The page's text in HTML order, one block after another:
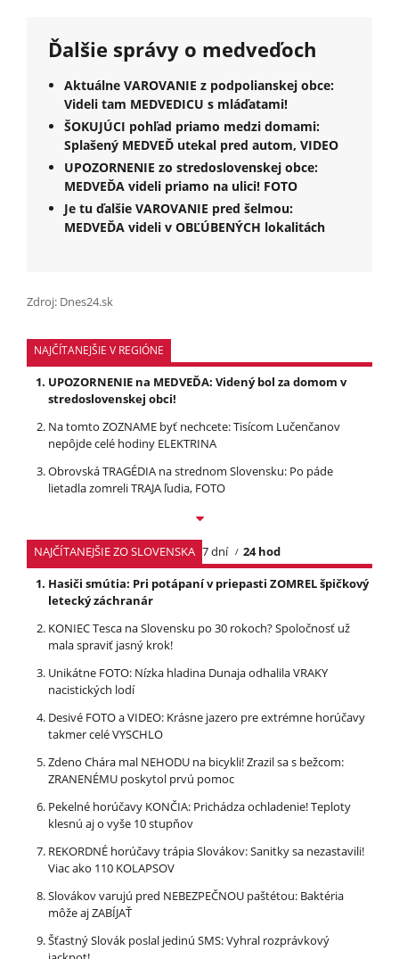
Ďalšie správy o medveďoch
Aktuálne VAROVANIE z podpolianskej obce:
Videli tam MEDVEDICU s mláďatami!
ŠOKUJÚCI pohľad priamo medzi domami:
Splašený MEDVEĎ utekal pred autom, VIDEO
UPOZORNENIE zo stredoslovenskej obce:
MEDVEĎA videli priamo na ulici! FOTO
Je tu ďalšie VAROVANIE pred šelmou:
MEDVEĎA videli v OBĽÚBENÝCH lokalitách
Zdroj: Dnes24.sk
NAJČÍTANEJŠIE V REGIÓNE
UPOZORNENIE na MEDVEĎA: Videný bol za domom v
stredoslovenskej obci!
Na tomto ZOZNAME byť nechcete: Tisícom Lučenčanov
nepôjde celé hodiny ELEKTRINA
Obrovská TRAGÉDIA na strednom Slovensku: Po páde
lietadla zomreli TRAJA ľudia, FOTO
NAJČÍTANEJŠIE ZO SLOVENSKA 7 dní
24 hod
Hasiči smútia: Pri potápaní v priepasti ZOMREL špičkový
letecký záchranár
KONIEC Tesca na Slovensku po 30 rokoch? Spoločnosť už
mala spraviť jasný krok!
Unikátne FOTO: Nízka hladina Dunaja odhalila VRAKY
nacistických lodí
Desivé FOTO a VIDEO: Krásne jazero pre extrémne horúčavy
takmer celé VYSCHLO
Zdeno Chára mal NEHODU na bicykli! Zrazil sa s bežcom:
ZRANENÉMU poskytol prvú pomoc
Pekelné horúčavy KONČIA: Prichádza ochladenie! Teploty
klesnú aj o vyše 10 stupňov
REKORDNÉ horúčavy trápia Slovákov: Sanitky sa nezastavili!
Viac ako 110 KOLAPSOV
Slovákov varujú pred NEBEZPEČNOU paštétou: Baktéria
môže aj ZABÍJAŤ
Šťastný Slovák poslal jedinú SMS: Vyhral rozprávkový